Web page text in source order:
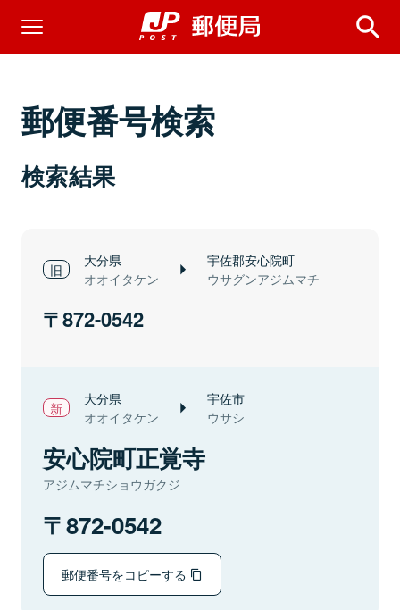
郵便番号検索
検索結果
大分県
オオイタケン
宇佐郡安心院町
ウサグンアジムマチ
872-0542
大分県
オオイタケン
宇佐市
ウサシ
安心院町正覚寺
アジムマチショウガクジ
872-0542
郵便番号をコピーする